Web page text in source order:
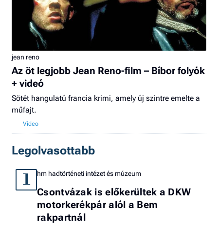
jean reno
Az öt legjobb Jean Reno-film – Bíbor folyók
+ videó
Sötét hangulatú francia krimi, amely új szintre emelte a
műfajt.
Legolvasottabb
1 hm hadtörténeti intézet és múzeum
Csontvázak is előkerültek a DKW
motorkerékpár alól a Bem
rakpartnál